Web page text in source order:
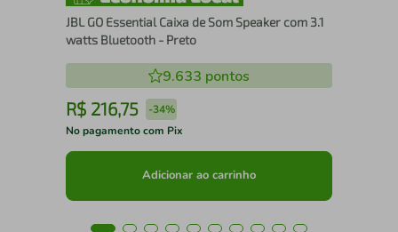
JBL GO Essential Caixa de Som Speaker com 3.1
watts Bluetooth - Preto
9.633 pontos
R$ 216,75 -34%
No pagamento com Pix
Adicionar ao carrinho